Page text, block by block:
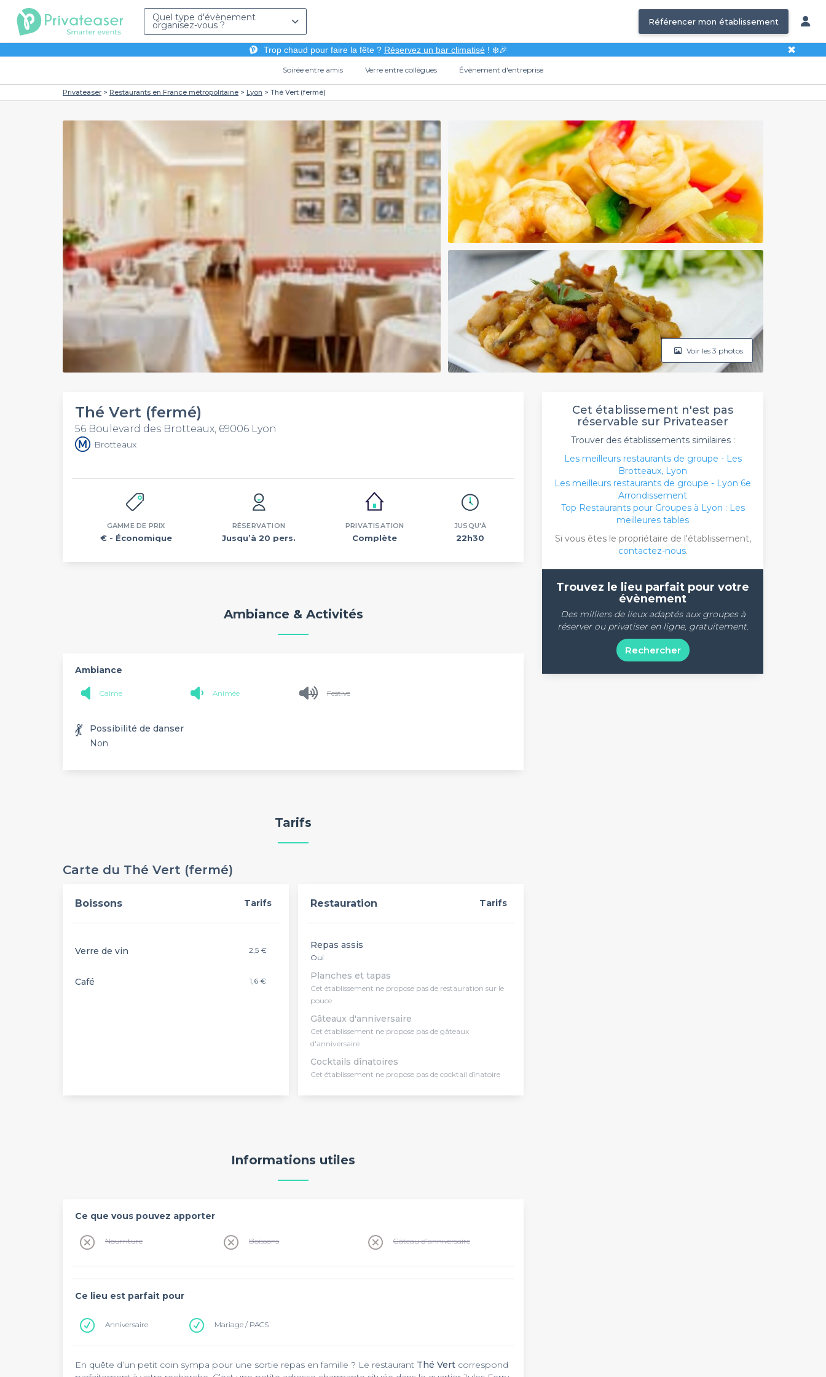
Quel type d'évènement
organisez-vous ? Référencer mon établissement
Trop chaud pour faire la fête ? Réservez un bar climatisé! ❄️🎉 ✖
Soirée entre amis Verre entre collègues Évènement d'entreprise
Privateaser Restaurants en France métropolitaine Lyon Thé Vert (fermé)
Voir les 3 photos
Thé Vert (fermé)
56 Boulevard des Brotteaux, 69006 Lyon
Brotteaux
GAMME DE PRIX
€ - Économique
RÉSERVATION
Jusqu’à 20 pers.
PRIVATISATION
Complète
JUSQU'À
22h30
Ambiance & Activités
Ambiance
Calme Animée Festive
💃
Possibilité de danser
Non
Tarifs
Carte du Thé Vert (fermé)
Boissons Tarifs
Verre de vin 2,5 €
Café 1,6 €
Restauration Tarifs
Repas assis
Oui
Planches et tapas
Cet établissement ne propose pas de restauration sur le
pouce
Gâteaux d'anniversaire
Cet établissement ne propose pas de gâteaux
d'anniversaire
Cocktails dînatoires
Cet établissement ne propose pas de cocktail dînatoire
Informations utiles
Ce que vous pouvez apporter
Nourriture Boissons Gâteau d'anniversaire
Ce lieu est parfait pour
Anniversaire Mariage / PACS
En quête d’un petit coin sympa pour une sortie repas en famille ? Le restaurant Thé Vert correspond
Cet établissement n'est pas
réservable sur Privateaser
Trouver des établissements similaires :
Les meilleurs restaurants de groupe - Les
Brotteaux, Lyon
Les meilleurs restaurants de groupe - Lyon 6e
Arrondissement
Top Restaurants pour Groupes à Lyon : Les
meilleures tables
Si vous êtes le propriétaire de l'établissement,
contactez-nous.
Trouvez le lieu parfait pour votre
évènement
Des milliers de lieux adaptés aux groupes à
réserver ou privatiser en ligne, gratuitement.
Rechercher